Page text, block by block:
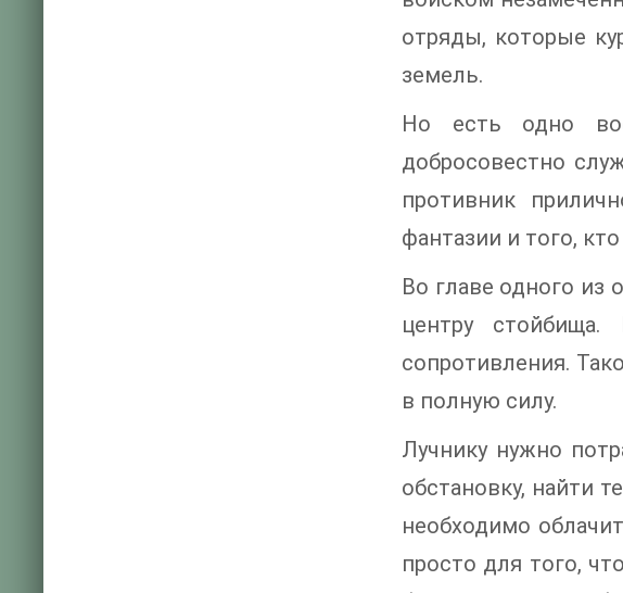
отряды, которые
земель.
Но есть одно
добросовестно
противник
фантазии и того,
Во главе одного из
центру
сопротивления.
в полную силу.
Лучнику нужно
обстановку, найти
необходимо
просто для того,